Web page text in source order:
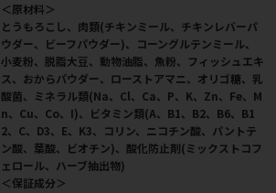
＜原材料＞
とうもろこし、肉類(チキンミール、チキンレバーパ
ウダー、ビーフパウダー)、コーングルテンミール、
小麦粉、脱脂大豆、動物油脂、魚粉、フィッシュエキ
ス、おからパウダー、ローストアマニ、オリゴ糖、乳
酸菌、ミネラル類(Na、Cl、Ca、P、K、Zn、Fe、M
n、Cu、Co、I)、ビタミン類(A、B1、B2、B6、B1
2、C、D3、E、K3、コリン、ニコチン酸、パントテ
ン酸、葉酸、ビオチン)、酸化防止剤(ミックストコフ
ェロール、ハーブ抽出物)
＜保証成分＞